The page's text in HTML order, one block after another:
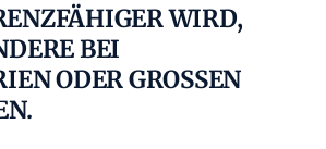
WIRD,
BEI
ODER GROSSEN B